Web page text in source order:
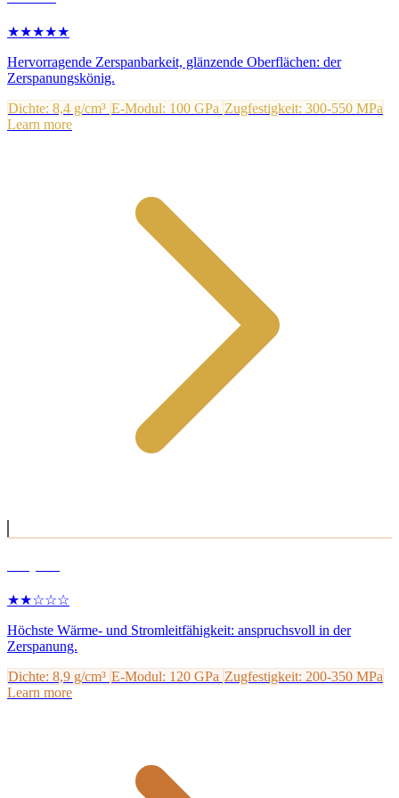
★★★★★
Hervorragende Zerspanbarkeit, glänzende Oberflächen: der
Zerspanungskönig.
Dichte: 8,4 g/cm³ E-Modul: 100 GPa Zugfestigkeit: 300-550 MPa
Learn more
★★☆☆☆
Höchste Wärme- und Stromleitfähigkeit: anspruchsvoll in der
Zerspanung.
Dichte: 8,9 g/cm³ E-Modul: 120 GPa Zugfestigkeit: 200-350 MPa
Learn more